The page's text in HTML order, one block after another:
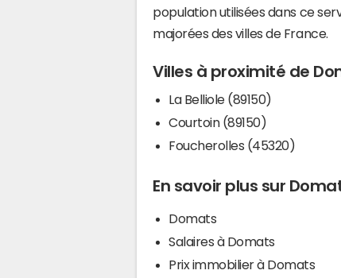
population utilisées dans ce
majorées des villes de France.
Villes à proximité de
La Belliole (89150)
Courtoin (89150)
Foucherolles (45320)
En savoir plus sur
Domats
Salaires à Domats
Prix immobilier à Domats